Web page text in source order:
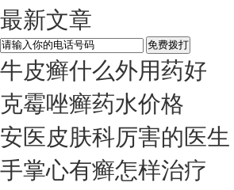
最新文章
牛皮癣什么外用药好
克霉唑癣药水价格
安医皮肤科厉害的医生
手掌心有癣怎样治疗